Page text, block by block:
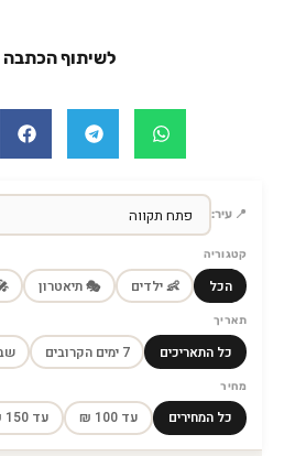
לשיתוף הכתבה
📍 עיר:
קטגוריה
הכל 👶 ילדים 🎭 תיאטרון
תאריך
כל התאריכים 7 ימים הקרובים
מחיר
כל המחירים עד 100 ₪ עד 150 ₪